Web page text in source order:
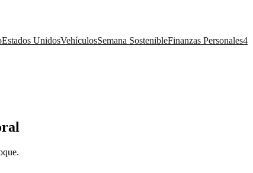
Estados UnidosVehículosSemana SostenibleFinanzas Personales4